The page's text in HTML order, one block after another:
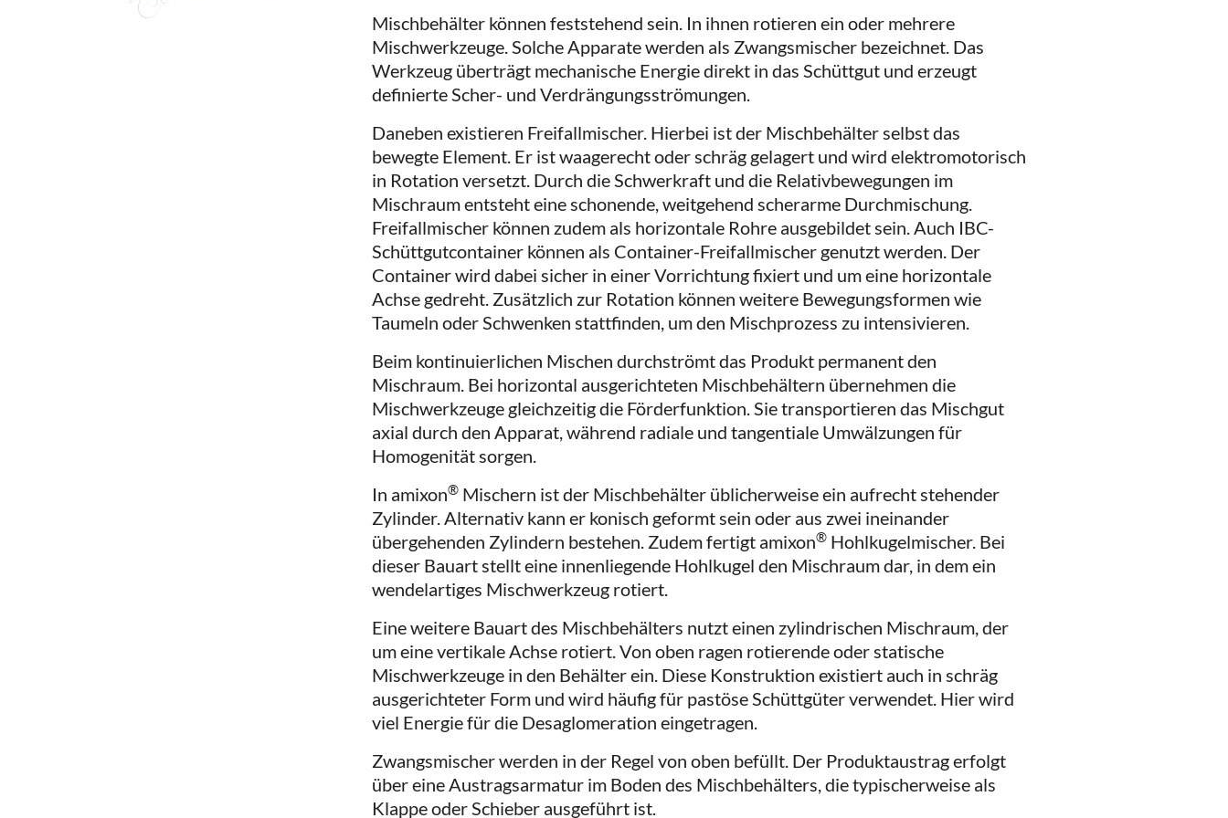
Mischbehälter können feststehend sein. In ihnen rotieren ein oder mehrere
Mischwerkzeuge. Solche Apparate werden als Zwangsmischer bezeichnet. Das
Werkzeug überträgt mechanische Energie direkt in das Schüttgut und erzeugt
definierte Scher- und Verdrängungsströmungen.
Daneben existieren Freifallmischer. Hierbei ist der Mischbehälter selbst das
bewegte Element. Er ist waagerecht oder schräg gelagert und wird elektromotorisch
in Rotation versetzt. Durch die Schwerkraft und die Relativbewegungen im
Mischraum entsteht eine schonende, weitgehend scherarme Durchmischung.
Freifallmischer können zudem als horizontale Rohre ausgebildet sein. Auch IBC-
Schüttgutcontainer können als Container-Freifallmischer genutzt werden. Der
Container wird dabei sicher in einer Vorrichtung fixiert und um eine horizontale
Achse gedreht. Zusätzlich zur Rotation können weitere Bewegungsformen wie
Taumeln oder Schwenken stattfinden, um den Mischprozess zu intensivieren.
Beim kontinuierlichen Mischen durchströmt das Produkt permanent den
Mischraum. Bei horizontal ausgerichteten Mischbehältern übernehmen die
Mischwerkzeuge gleichzeitig die Förderfunktion. Sie transportieren das Mischgut
axial durch den Apparat, während radiale und tangentiale Umwälzungen für
Homogenität sorgen.
In amixon® Mischern ist der Mischbehälter üblicherweise ein aufrecht stehender
Zylinder. Alternativ kann er konisch geformt sein oder aus zwei ineinander
übergehenden Zylindern bestehen. Zudem fertigt amixon® Hohlkugelmischer. Bei
dieser Bauart stellt eine innenliegende Hohlkugel den Mischraum dar, in dem ein
wendelartiges Mischwerkzeug rotiert.
Eine weitere Bauart des Mischbehälters nutzt einen zylindrischen Mischraum, der
um eine vertikale Achse rotiert. Von oben ragen rotierende oder statische
Mischwerkzeuge in den Behälter ein. Diese Konstruktion existiert auch in schräg
ausgerichteter Form und wird häufig für pastöse Schüttgüter verwendet. Hier wird
viel Energie für die Desaglomeration eingetragen.
Zwangsmischer werden in der Regel von oben befüllt. Der Produktaustrag erfolgt
über eine Austragsarmatur im Boden des Mischbehälters, die typischerweise als
Klappe oder Schieber ausgeführt ist.